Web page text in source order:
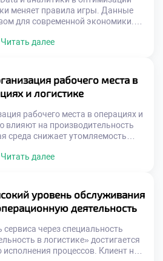
меняет правила игры. Данные
для современной экономики.
на основе фактов, а не
с информацией. Аналитическая
базовой компетенцией
Будущее отрасли […]
Читать далее
рабочего места в
и логистике
рабочего места в операциях и
влияют на производительность
среда снижает утомляемость
удобства выполнения ежедневных
приоритетом современного
операции требуют высокой
Физическая нагрузка […]
Читать далее
уровень обслуживания
деятельность
через специальность
в логистике» достигается
исполнения процессов. Клиент не